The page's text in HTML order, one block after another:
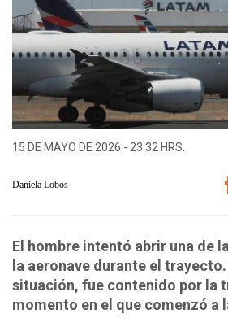
15 DE MAYO DE 2026 - 23:32 HRS.
Daniela Lobos
El hombre intentó abrir una de
la aeronave durante el
situación, fue contenido por la
momento en el que comenzó a